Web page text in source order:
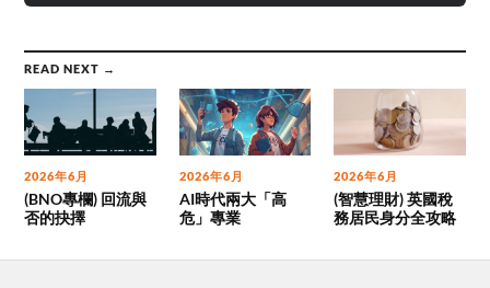
READ NEXT →
2026年6月
(BNO專欄) 回流與
否的抉擇
2026年6月
AI時代兩大「高
危」專業
2026年6月
(智慧理財) 英國稅
務居民身分全攻略